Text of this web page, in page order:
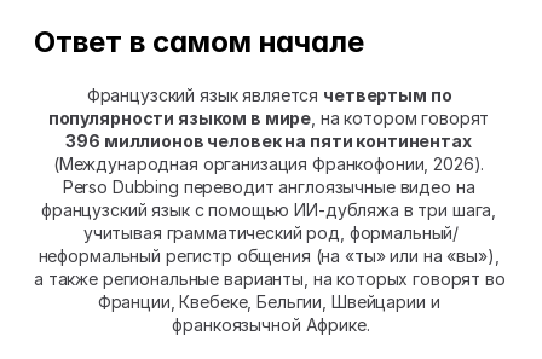
Ответ в самом начале
Французский язык является четвертым по
популярности языком в мире
396 миллионов человек на пяти континентах
(Международная организация Франкофонии, 2026).
Perso Dubbing переводит англоязычные видео на
французский язык с помощью ИИ-дубляжа в три шага,
учитывая грамматический род, формальный/
неформальный регистр общения (на «ты» или на «вы»),
а также региональные варианты, на которых говорят во
Франции, Квебеке, Бельгии, Швейцарии и
франкоязычной Африке.